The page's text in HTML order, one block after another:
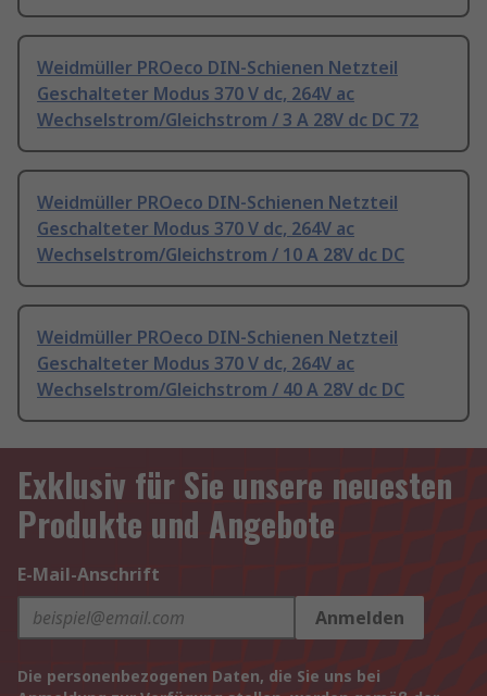
Weidmüller PROeco DIN-Schienen Netzteil
Geschalteter Modus 370 V dc, 264V ac
Wechselstrom/Gleichstrom / 3 A 28V dc DC 72
Weidmüller PROeco DIN-Schienen Netzteil
Geschalteter Modus 370 V dc, 264V ac
Wechselstrom/Gleichstrom / 10 A 28V dc DC
Weidmüller PROeco DIN-Schienen Netzteil
Geschalteter Modus 370 V dc, 264V ac
Wechselstrom/Gleichstrom / 40 A 28V dc DC
Exklusiv für Sie unsere neuesten
Produkte und Angebote
E-Mail-Anschrift
Anmelden
Die personenbezogenen Daten, die Sie uns bei